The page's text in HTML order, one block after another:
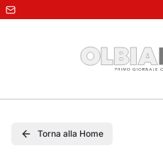
Torna alla Home